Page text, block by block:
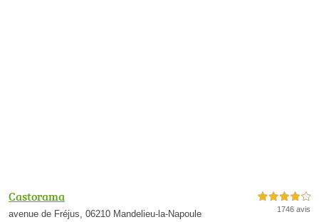
Castorama
avenue de Fréjus, 06210 Mandelieu-la-Napoule
4,0 étoiles sur 5
1746 avis